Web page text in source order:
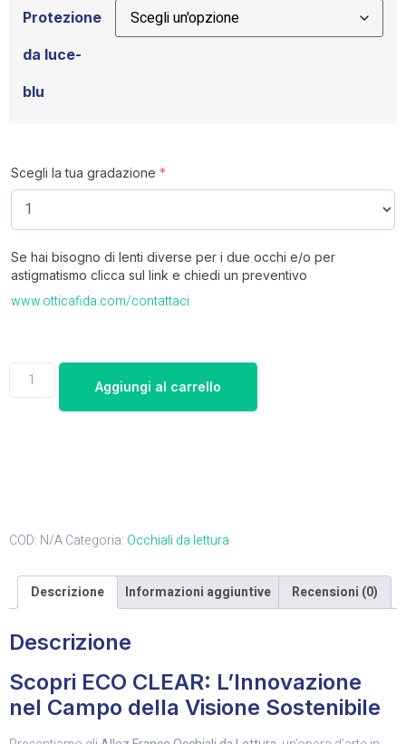
Protezione
da luce-
blu
Scegli la tua gradazione *
Se hai bisogno di lenti diverse per i due occhi e/o per
astigmatismo clicca sul link e chiedi un preventivo
www.otticafida.com/contattaci
Aggiungi al carrello
COD: N/ACategoria: Occhiali da lettura
Descrizione Informazioni aggiuntive Recensioni (0)
Descrizione
Scopri ECO CLEAR: L’Innovazione
nel Campo della Visione Sostenibile